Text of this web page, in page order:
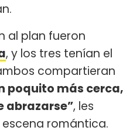
al plan fueron
, y los tres tenían el
compartieran
poquito más cerca,
abrazarse”, les
romántica.